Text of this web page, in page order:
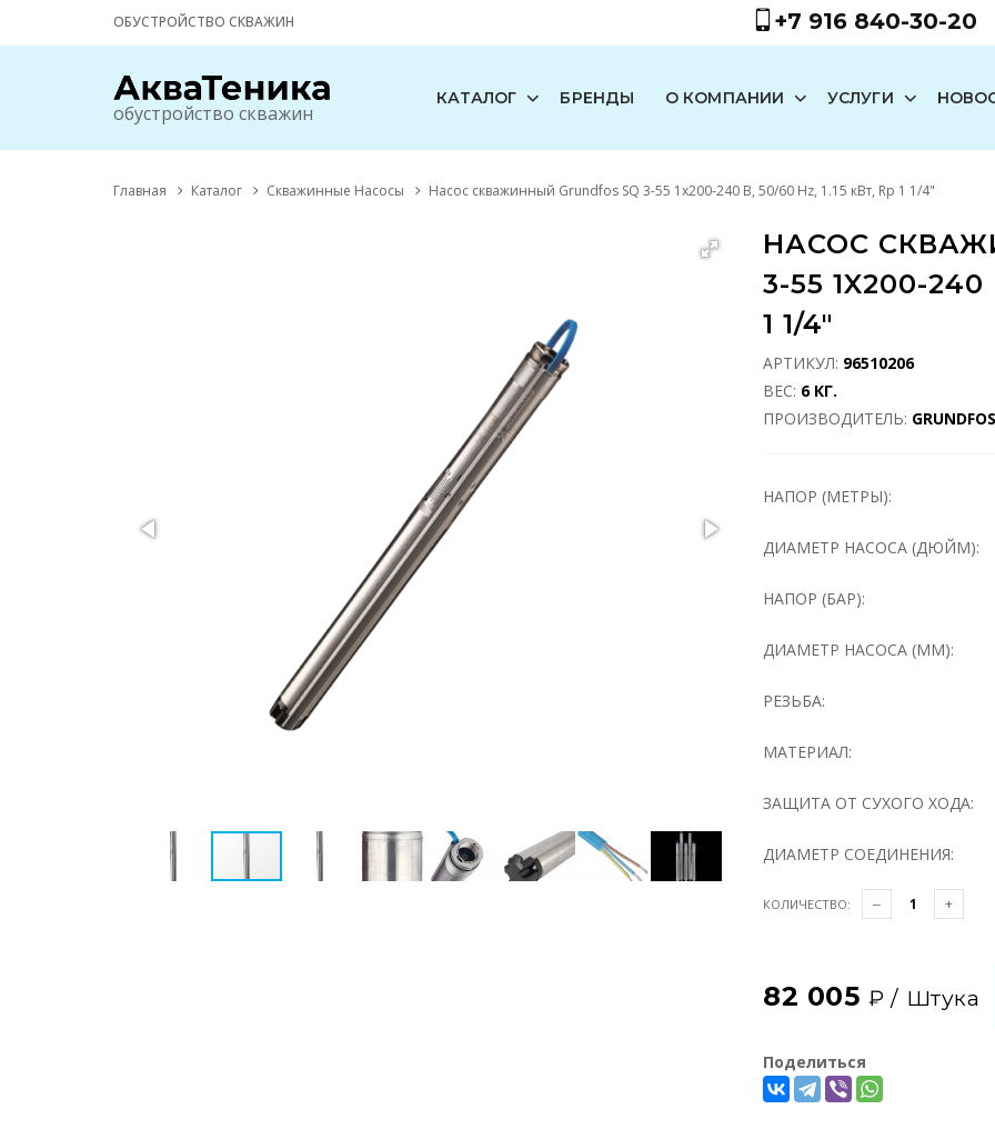
ОБУСТРОЙСТВО СКВАЖИН +7 916 840-30-20
обустройство скважин
КАТАЛОГ БРЕНДЫ О КОМПАНИИ УСЛУГИ
Главная Каталог Скважинные Насосы Насос скважинный Grundfos SQ 3-55 1x200-240 В, 50/60 Hz, 1.15 кВт, Rp 1 1/4"
НАСОС
3-55 1X200-240
1 1/4"
АРТИКУЛ: 96510206
ВЕС: 6 КГ.
ПРОИЗВОДИТЕЛЬ: GRUNDFOS
НАПОР (МЕТРЫ):
ДИАМЕТР НАСОСА (ДЮЙМ):
НАПОР (БАР):
ДИАМЕТР НАСОСА (ММ):
РЕЗЬБА:
МАТЕРИАЛ:
ЗАЩИТА ОТ СУХОГО ХОДА:
ДИАМЕТР СОЕДИНЕНИЯ:
КОЛИЧЕСТВО:
82 005 ₽ / Штука
Поделиться